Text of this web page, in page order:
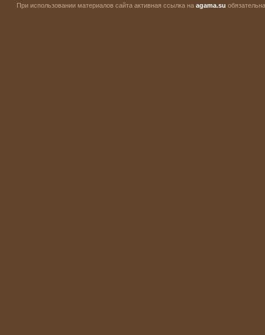
При использовании материалов сайта активная ссылка на agama.su